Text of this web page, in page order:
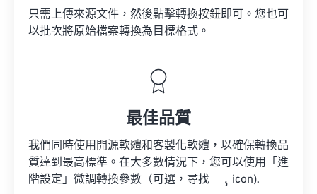
只需上傳來源文件，然後點擊轉換按鈕即可。您也可
以批次將原始檔案轉換為目標格式。
最佳品質
我們同時使用開源軟體和客製化軟體，以確保轉換品
質達到最高標準。在大多數情況下，您可以使用「進
階設定」微調轉換參數（可選，尋找
icon).